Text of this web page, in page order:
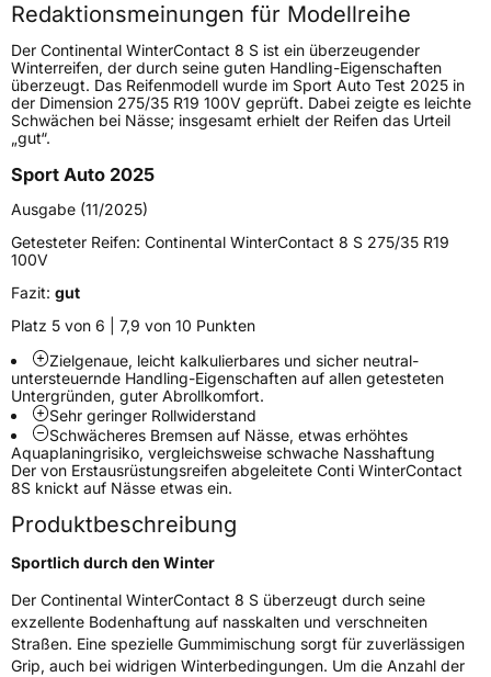
Höchstgeschwindigkeit
240 km/h
Lastindex107
Höchstlast975 kg
Gewicht (in kg)
FahrzeugtypPKW
Verwendung
Modellname
Fahrzeugart PKW & SUV
Weitere Eigenschaften
SchlauchtypTL
Zustand Neureifen
Felgenschutz FR
Redaktionsmeinungen für Modellreihe
Der Continental WinterContact 8 S ist ein überzeugender
Winterreifen, der durch seine guten Handling-Eigenschaften
überzeugt. Das Reifenmodell wurde im Sport Auto Test 2025 in
der Dimension 275/35 R19 100V geprüft. Dabei zeigte es leichte
Schwächen bei Nässe; insgesamt erhielt der Reifen das Urteil
„gut“.
Sport Auto 2025
Ausgabe (11/2025)
Getesteter Reifen: Continental WinterContact 8 S 275/35 R19
100V
Fazit: gut
Platz 5 von 6 | 7,9 von 10 Punkten
Zielgenaue, leicht kalkulierbares und sicher neutral-
untersteuernde Handling-Eigenschaften auf allen getesteten
Untergründen, guter Abrollkomfort.
Sehr geringer Rollwiderstand
Schwächeres Bremsen auf Nässe, etwas erhöhtes
Aquaplaningrisiko, vergleichsweise schwache Nasshaftung
Der von Erstausrüstungsreifen abgeleitete Conti WinterContact
8S knickt auf Nässe etwas ein.
Produktbeschreibung
Sportlich durch den Winter
Der Continental WinterContact 8 S überzeugt durch seine
exzellente Bodenhaftung auf nasskalten und verschneiten
Straßen. Eine spezielle Gummimischung sorgt für zuverlässigen
Grip, auch bei widrigen Winterbedingungen. Um die Anzahl der